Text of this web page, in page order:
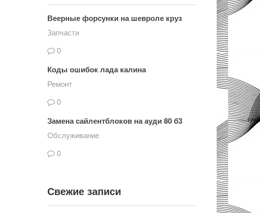
Веерные форсунки на шевроле круз
Запчасти
0
Коды ошибок лада калина
Ремонт
0
Замена сайлентблоков на ауди 80 б3
Обслуживание
0
Свежие записи